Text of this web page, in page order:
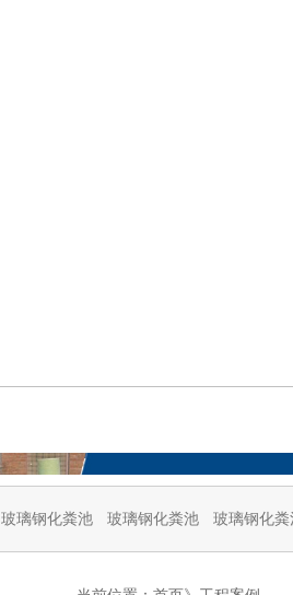
玻璃钢化粪池 玻璃钢化粪池 玻璃钢化粪